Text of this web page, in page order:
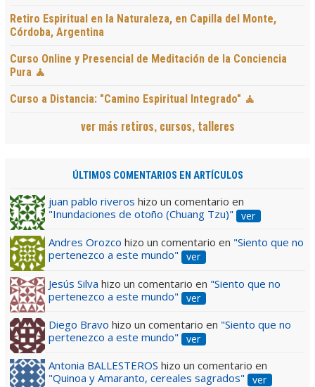
Retiro Espiritual en la Naturaleza, en Capilla del Monte,
Córdoba, Argentina
Curso Online y Presencial de Meditación de la Conciencia
Pura 🧘
Curso a Distancia: "Camino Espiritual Integrado" 🧘
ver más retiros, cursos, talleres
ÚLTIMOS COMENTARIOS EN ARTÍCULOS
juan pablo riveros hizo un comentario en
"Inundaciones de otoño (Chuang Tzu)"
ver
Andres Orozco hizo un comentario en "Siento que no
pertenezco a este mundo"
ver
Jesús Silva hizo un comentario en "Siento que no
pertenezco a este mundo"
ver
Diego Bravo hizo un comentario en "Siento que no
pertenezco a este mundo"
ver
Antonia BALLESTEROS hizo un comentario en
"Quinoa y Amaranto, cereales sagrados"
ver